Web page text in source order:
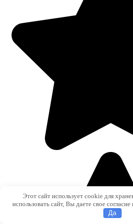
Этот сайт использует cookie для
использовать сайт, Вы даете свое
Да